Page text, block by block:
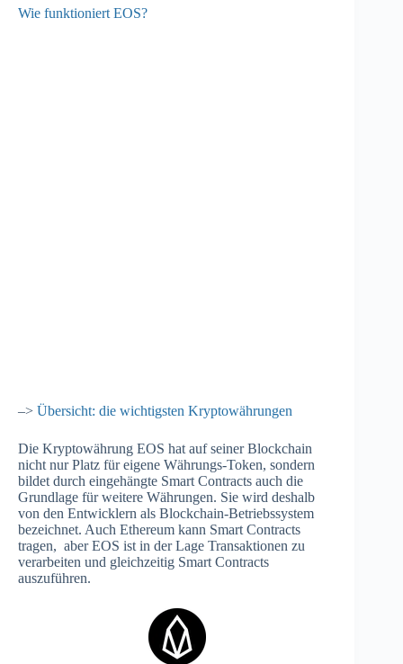
Wie funktioniert EOS?
–> Übersicht: die wichtigsten Kryptowährungen
Die Kryptowährung EOS hat auf seiner Blockchain
nicht nur Platz für eigene Währungs-Token, sondern
bildet durch eingehängte Smart Contracts auch die
Grundlage für weitere Währungen. Sie wird deshalb
von den Entwicklern als Blockchain-Betriebssystem
bezeichnet. Auch Ethereum kann Smart Contracts
tragen, aber EOS ist in der Lage Transaktionen zu
verarbeiten und gleichzeitig Smart Contracts
auszuführen.